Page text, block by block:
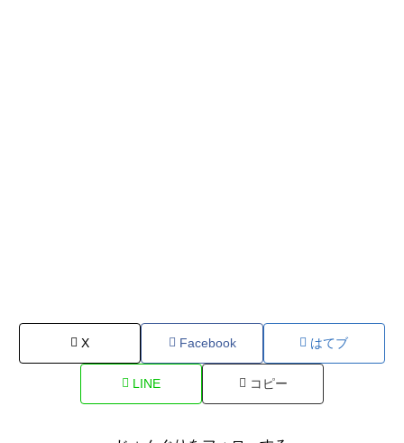
X Facebook はてブ
LINE コピー